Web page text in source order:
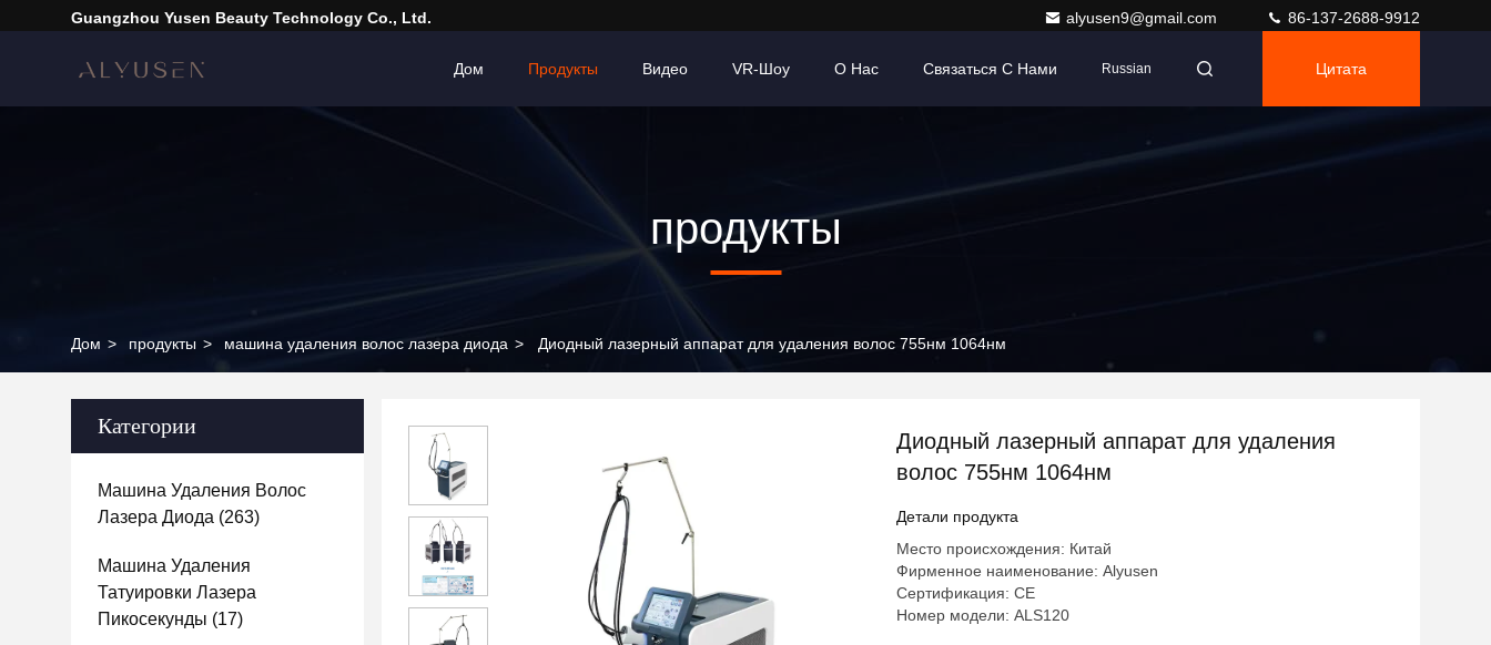
Guangzhou Yusen Beauty Technology Co., Ltd. alyusen9@gmail.com 86-137-2688-9912
Дом Продукты Видео VR-Шоу О Нас Связаться С Нами Russian Цитата
продукты
Дом > продукты > машина удаления волос лазера диода > Диодный лазерный аппарат для удаления волос 755нм 1064нм
Категории
Машина Удаления Волос
Лазера Диода (263)
Машина Удаления
Татуировки Лазера
Пикосекунды (17)
Диодный лазерный аппарат для удаления
волос 755нм 1064нм
Детали продукта
Место происхождения: Китай
Фирменное наименование: Alyusen
Сертификация: CE
Номер модели: ALS120